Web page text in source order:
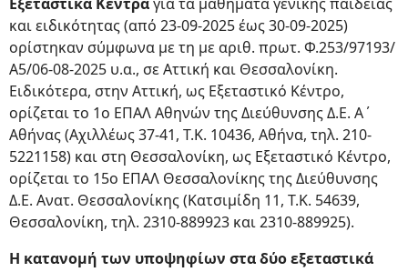
και ειδικότητας (από 23-09-2025 έως 30-09-2025)
ορίστηκαν σύμφωνα με τη με αριθ. πρωτ. Φ.253/97193/
Α5/06-08-2025 υ.α., σε Αττική και Θεσσαλονίκη.
Ειδικότερα, στην Αττική, ως Εξεταστικό Κέντρο,
ορίζεται το 1ο ΕΠΑΛ Αθηνών της Διεύθυνσης Δ.Ε. Α΄
Αθήνας (Αχιλλέως 37-41, Τ.Κ. 10436, Αθήνα, τηλ. 210-
5221158) και στη Θεσσαλονίκη, ως Εξεταστικό Κέντρο,
ορίζεται το 15ο ΕΠΑΛ Θεσσαλονίκης της Διεύθυνσης
Δ.Ε. Ανατ. Θεσσαλονίκης (Κατσιμίδη 11, Τ.Κ. 54639,
Θεσσαλονίκη, τηλ. 2310-889923 και 2310-889925).
Η κατανομή των υποψηφίων στα δύο εξεταστικά